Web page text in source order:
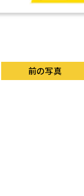
前の写真